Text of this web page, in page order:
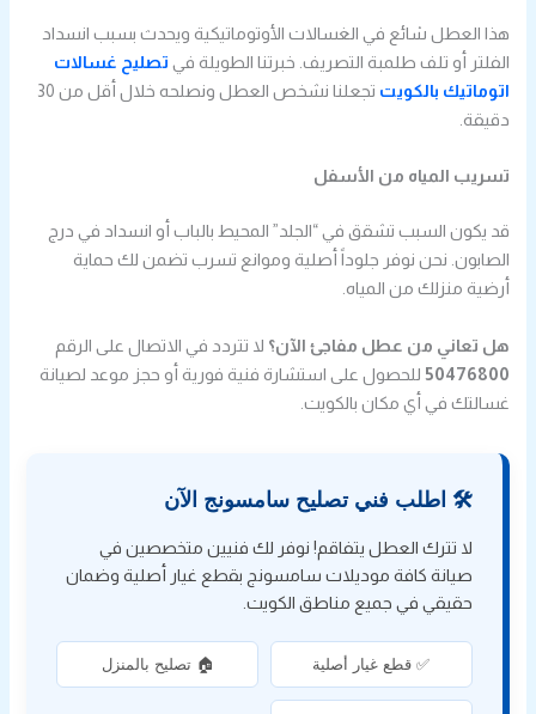
هذا العطل شائع في الغسالات الأوتوماتيكية ويحدث بسبب انسداد
الفلتر أو تلف طلمبة التصريف. خبرتنا الطويلة في تصليح غسالات
اتوماتيك بالكويت
تجعلنا نشخص العطل ونصلحه خلال أقل من 30
دقيقة.
تسريب المياه من الأسفل
قد يكون السبب تشقق في “الجلد” المحيط بالباب أو انسداد في درج
الصابون. نحن نوفر جلوداً أصلية وموانع تسرب تضمن لك حماية
أرضية منزلك من المياه.
هل تعاني من عطل مفاجئ الآن؟ لا تتردد في الاتصال على الرقم
50476800 للحصول على استشارة فنية فورية أو حجز موعد لصيانة
غسالتك في أي مكان بالكويت.
🛠️ اطلب فني تصليح سامسونج الآن
لا تترك العطل يتفاقم! نوفر لك فنيين متخصصين في
صيانة كافة موديلات سامسونج بقطع غيار أصلية وضمان
حقيقي في جميع مناطق الكويت.
✅ قطع غيار أصلية 🏠 تصليح بالمنزل